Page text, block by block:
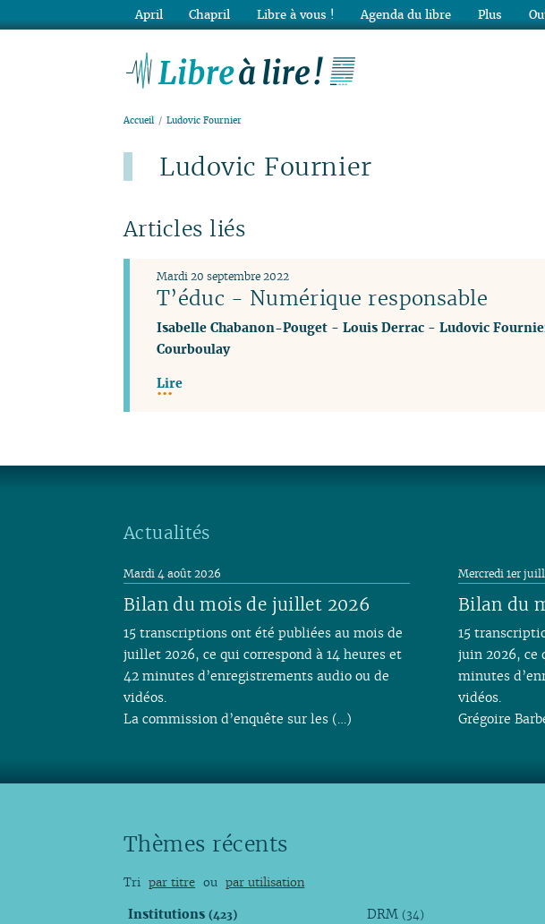
Accueil Ludovic Fournier
Ludovic Fournier
Articles liés
T’éduc - Numérique responsable
Mardi 20 septembre 2022
Isabelle Chabanon-Pouget- Louis Derrac- Ludovic
Courboulay
Lire
Actualités
Bilan du mois de juillet 2026
Mardi 4 août 2026
15 transcriptions ont été publiées au mois de
juillet 2026, ce qui correspond à 14 heures et
42 minutes d’enregistrements audio ou de
vidéos.
La commission d’enquête sur les (…)
Bilan du
Mercredi 1er
15
juin 2026, ce
minutes
vidéos.
Grégoire
Thèmes récents
Tri par titre ou par utilisation
Institutions(423) DRM (34)
April Chapril Libre à vous ! Agenda du libre Plus